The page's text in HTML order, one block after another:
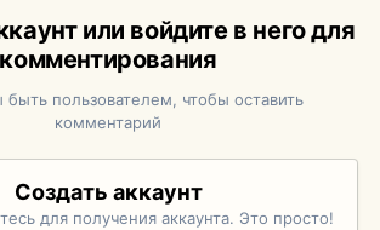
или войдите в него для
комментирования
пользователем, чтобы оставить
комментарий
Создать аккаунт
для получения аккаунта. Это просто!